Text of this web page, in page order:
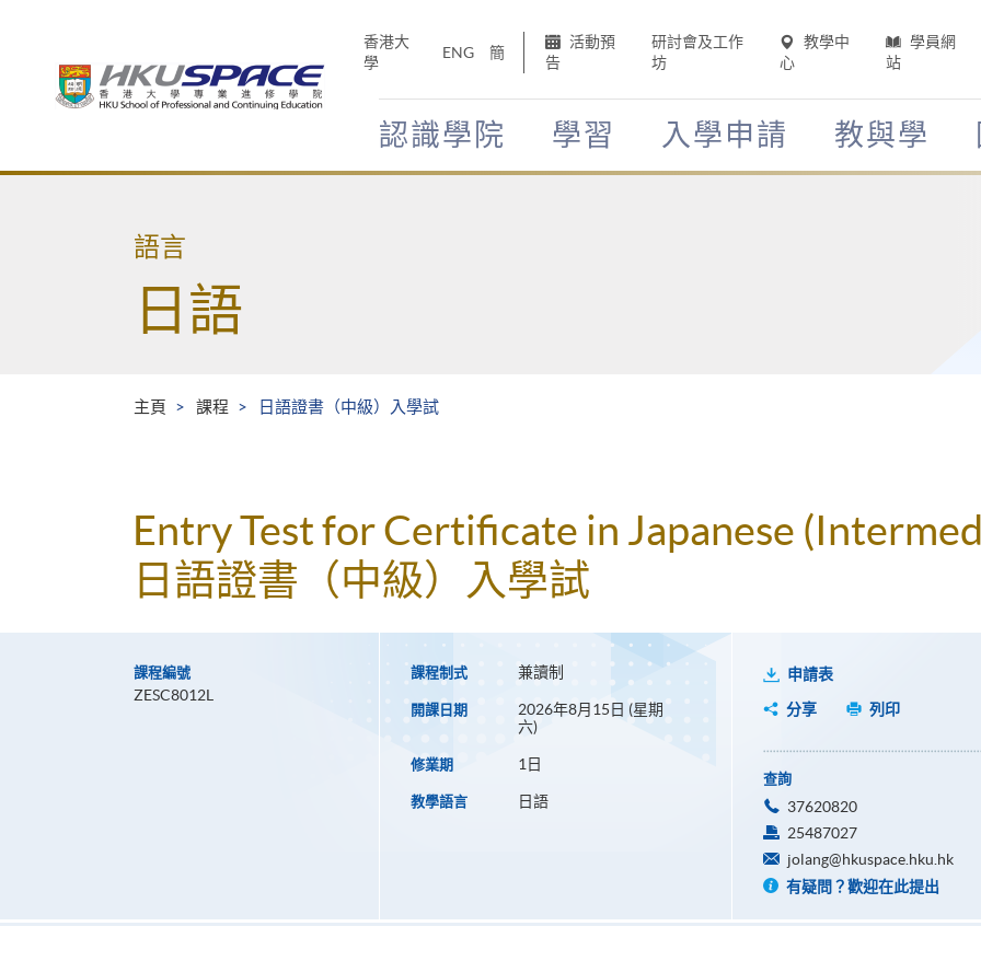
香港大
學
ENG 簡
活動預
告
研討會及工作
坊
教學中
心
學員網
站
認識學院 學習 入學申請 教與學
Main
語言
日語
主頁 課程 日語證書（中級）入學試
Entry Test for Certificate in Japanese
日語證書（中級）入學試
課程編號
ZESC8012L
課程制式 兼讀制
開課日期
2026年8月15日 (星期
六)
修業期 1日
教學語言 日語
申請表
分享
列印
查詢
37620820
25487027
jolang@hkuspace.hku.hk
有疑問？歡迎在此提出